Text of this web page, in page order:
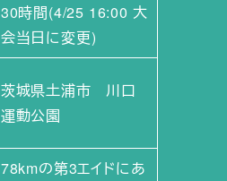
30時間(4/25 16:00 大
会当日に変更)
茨城県土浦市 川口
運動公園
78kmの第3エイドにあ